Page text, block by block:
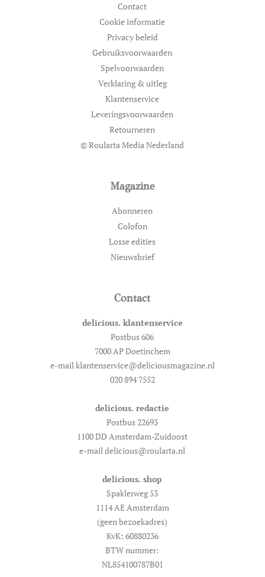
Contact
Cookie informatie
Privacy beleid
Gebruiksvoorwaarden
Spelvoorwaarden
Verklaring & uitleg
Klantenservice
Leveringsvoorwaarden
Retourneren
© Roularta Media Nederland
Magazine
Abonneren
Colofon
Losse edities
Nieuwsbrief
Contact
delicious. klantenservice
Postbus 606
7000 AP Doetinchem
e-mail klantenservice@deliciousmagazine.nl
020 894 7552
delicious. redactie
Postbus 22693
1100 DD Amsterdam-Zuidoost
e-mail delicious@roularta.nl
delicious. shop
Spaklerweg 53
1114 AE Amsterdam
(geen bezoekadres)
KvK: 60880236
BTW nummer:
NL854100787B01